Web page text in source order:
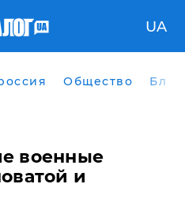
UA
Общество
военные
и